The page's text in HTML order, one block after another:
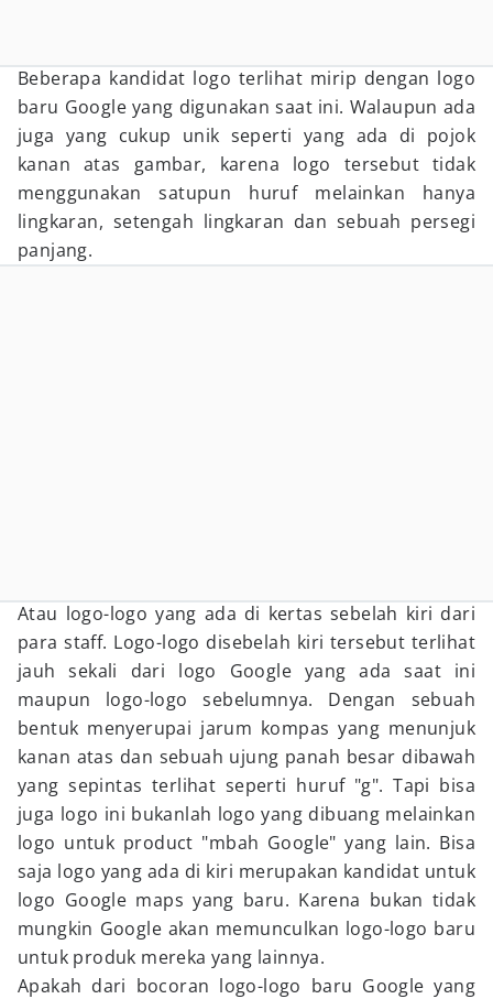
Beberapa kandidat logo terlihat mirip dengan logo
baru Google yang digunakan saat ini. Walaupun ada
juga yang cukup unik seperti yang ada di pojok
kanan atas gambar, karena logo tersebut tidak
menggunakan satupun huruf melainkan hanya
lingkaran, setengah lingkaran dan sebuah persegi
panjang.
Atau logo-logo yang ada di kertas sebelah kiri dari
para staff. Logo-logo disebelah kiri tersebut terlihat
jauh sekali dari logo Google yang ada saat ini
maupun logo-logo sebelumnya. Dengan sebuah
bentuk menyerupai jarum kompas yang menunjuk
kanan atas dan sebuah ujung panah besar dibawah
yang sepintas terlihat seperti huruf "g". Tapi bisa
juga logo ini bukanlah logo yang dibuang melainkan
logo untuk product "mbah Google" yang lain. Bisa
saja logo yang ada di kiri merupakan kandidat untuk
logo Google maps yang baru. Karena bukan tidak
mungkin Google akan memunculkan logo-logo baru
untuk produk mereka yang lainnya.
Apakah dari bocoran logo-logo baru Google yang